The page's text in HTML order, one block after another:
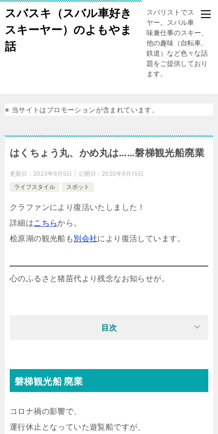
スバスキ（スバル車好き
スキーヤー）のよもやま
話
スバリストでスキー
ヤー。スバル車、趣
味兼仕事のスキー、
他の趣味（自転車、
鉄道）など色々な話
題をご提供しており
ます。
※ 当サイトはプロモーションが含まれています。
はくちょう丸、かめ丸は……磐梯観光船廃業
更新日： 2023年6月5日 公開日： 2020年6月15日
ライフスタイル
スポット
クラファンにより復活いたしました！
詳細はこちらから。
桧原湖の観光船も 別会社により復活しています。
心のふるさと猪苗代より残念なお知らせが。
目次
磐梯観光船 廃業
コロナ禍の影響で、
運行休止となっていた遊覧船ですが、